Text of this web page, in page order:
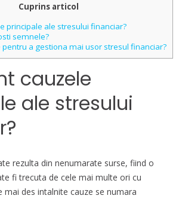
Cuprins articol
principale ale stresului financiar?
semnele?
pentru a gestiona mai usor stresul financiar?
cauzele
ale stresului
rezulta din nenumarate surse, fiind o
fi trecuta de cele mai multe ori cu
mai des intalnite cauze se numara